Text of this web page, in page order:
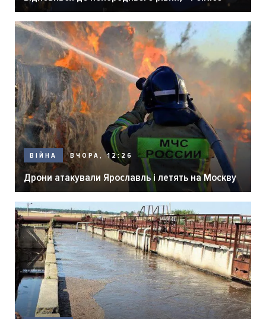
ВІЙНА ВЧОРА, 12:26
Дрони атакували Ярославль і летять на Москву